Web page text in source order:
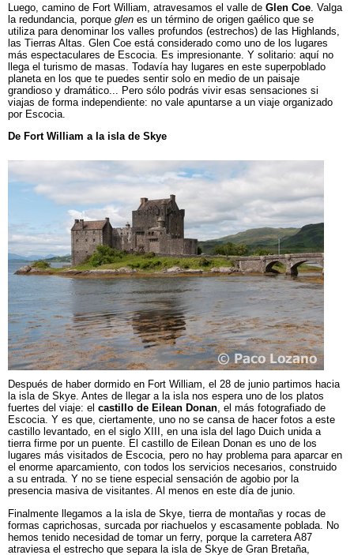
Luego, camino de Fort William, atravesamos el valle de Glen Coe . Valga
la redundancia, porque glen es un término de origen gaélico que se
utiliza para denominar los valles profundos (estrechos) de las Highlands,
las Tierras Altas. Glen Coe está considerado como uno de los lugares
más espectaculares de Escocia. Es impresionante. Y solitario: aquí no
llega el turismo de masas. Todavía hay lugares en este superpoblado
planeta en los que te puedes sentir solo en medio de un paisaje
grandioso y dramático... Pero sólo podrás vivir esas sensaciones si
viajas de forma independiente: no vale apuntarse a un viaje organizado
por Escocia.
De Fort William a la isla de Skye
Después de haber dormido en Fort William, el 28 de junio partimos hacia
la isla de Skye. Antes de llegar a la isla nos espera uno de los platos
fuertes del viaje: el castillo de Eilean Donan, el más fotografiado de
Escocia. Y es que, ciertamente, uno no se cansa de hacer fotos a este
castillo levantado, en el siglo XIII, en una isla del lago Duich unida a
tierra firme por un puente. El castillo de Eilean Donan es uno de los
lugares más visitados de Escocia, pero no hay problema para aparcar en
el enorme aparcamiento, con todos los servicios necesarios, construido
a su entrada. Y no se tiene especial sensación de agobio por la
presencia masiva de visitantes. Al menos en este día de junio.
Finalmente llegamos a la isla de Skye, tierra de montañas y rocas de
formas caprichosas, surcada por riachuelos y escasamente poblada. No
hemos tenido necesidad de tomar un ferry, porque la carretera A87
atraviesa el estrecho que separa la isla de Skye de Gran Bretaña,